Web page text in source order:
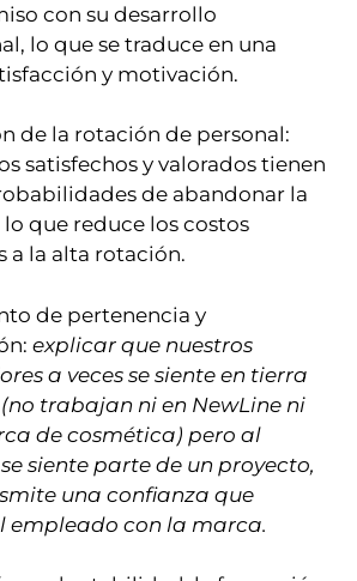
con su desarrollo
lo que se traduce en una
y motivación.
de la rotación de personal:
satisfechos y valorados tienen
de abandonar la
que reduce los costos
a la alta rotación.
de pertenencia y
explicar que nuestros
a veces se siente en tierra
trabajan ni en NewLine ni
de cosmética) pero al
siente parte de un proyecto,
una confianza que
empleado con la marca.